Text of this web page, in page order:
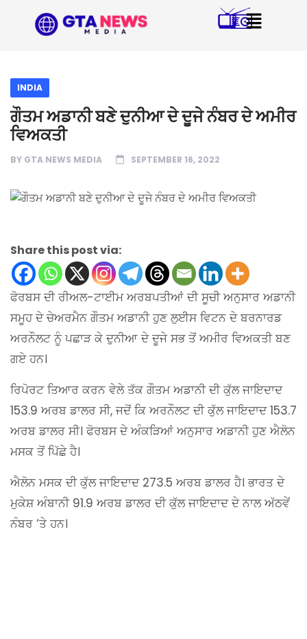
INDIA
ਗੌਤਮ ਅਡਾਨੀ ਬਣੇ ਦੁਨੀਆ ਦੇ ਦੂਜੇ ਨੰਬਰ ਦੇ ਅਮੀਰ
ਵਿਅਕਤੀ
BY GTA NEWS MEDIA SEPTEMBER 16, 2022
Share this post via:
ਫੋਰਬਸ ਦੀ ਰੀਅਲ-ਟਾਈਮ ਅਰਬਪਤੀਆਂ ਦੀ ਸੂਚੀ ਅਨੁਸਾਰ ਅਡਾਨੀ
ਸਮੂਹ ਦੇ ਚੇਅਰਮੈਨ ਗੌਤਮ ਅਡਾਨੀ ਹੁਣ ਲੁਈਸ ਵਿਟਨ ਦੇ ਬਰਨਾਰਡ
ਅਰਨੌਲਟ ਨੂੰ ਪਛਾੜ ਕੇ ਦੁਨੀਆ ਦੇ ਦੂਜੇ ਸਭ ਤੋਂ ਅਮੀਰ ਵਿਅਕਤੀ ਬਣ
ਗਏ ਹਨ।
ਰਿਪੋਰਟ ਤਿਆਰ ਕਰਨ ਵੇਲੇ ਤੱਕ ਗੌਤਮ ਅਡਾਨੀ ਦੀ ਕੁੱਲ ਜਾਇਦਾਦ
153.9 ਅਰਬ ਡਾਲਰ ਸੀ, ਜਦੋਂ ਕਿ ਅਰਨੌਲਟ ਦੀ ਕੁੱਲ ਜਾਇਦਾਦ 153.7
ਅਰਬ ਡਾਲਰ ਸੀ। ਫੋਰਬਸ ਦੇ ਅੰਕੜਿਆਂ ਅਨੁਸਾਰ ਅਡਾਨੀ ਹੁਣ ਐਲੋਨ
ਮਸਕ ਤੋਂ ਪਿੱਛੇ ਹੈ।
ਐਲੋਨ ਮਸਕ ਦੀ ਕੁੱਲ ਜਾਇਦਾਦ 273.5 ਅਰਬ ਡਾਲਰ ਹੈ। ਭਾਰਤ ਦੇ
ਮੁਕੇਸ਼ ਅੰਬਾਨੀ 91.9 ਅਰਬ ਡਾਲਰ ਦੀ ਕੁੱਲ ਜਾਇਦਾਦ ਦੇ ਨਾਲ ਅੱਠਵੇਂ
ਨੰਬਰ ‘ਤੇ ਹਨ।